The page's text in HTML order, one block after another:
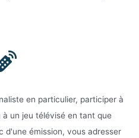
en particulier, participer à
un jeu télévisé en tant que
d'une émission, vous adresser